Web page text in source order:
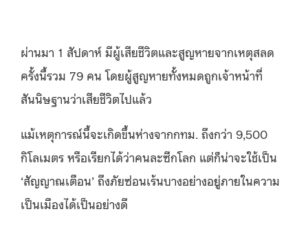
ผ่านมา 1 สัปดาห์ มีผู้เสียชีวิตและสูญหายจากเหตุสลด
ครั้งนี้รวม 79 คน โดยผู้สูญหายทั้งหมดถูกเจ้าหน้าที่
สันนิษฐานว่าเสียชีวิตไปแล้ว
แม้เหตุการณ์นี้จะเกิดขึ้นห่างจากกทม. ถึงกว่า 9,500
กิโลเมตร หรือเรียกได้ว่าคนละซีกโลก แต่ก็น่าจะใช้เป็น
‘สัญญาณเตือน’ ถึงภัยซ่อนเร้นบางอย่างอยู่ภายในความ
เป็นเมืองได้เป็นอย่างดี